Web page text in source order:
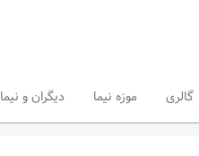
گالری موزه نیما دیگران و نیما